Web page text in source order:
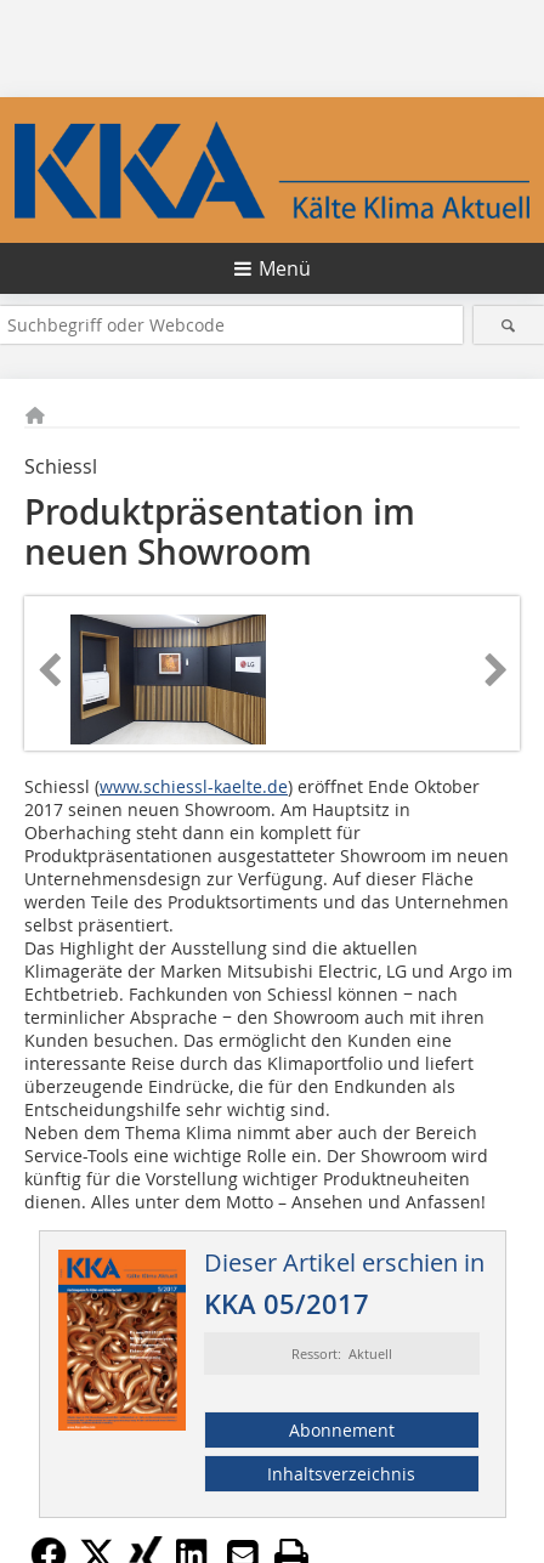
Menü
Schiessl
Produktpräsentation im
neuen Showroom
Schiessl (www.schiessl-kaelte.de) eröffnet Ende Oktober
2017 seinen neuen Showroom. Am Hauptsitz in
Oberhaching steht dann ein komplett für
Produktpräsentationen ausgestatteter Showroom im neuen
Unternehmensdesign zur Verfügung. Auf dieser Fläche
werden Teile des Produktsortiments und das Unternehmen
selbst präsentiert.
Das Highlight der Ausstellung sind die aktuellen
Klimageräte der Marken Mitsubishi Electric, LG und Argo im
Echtbetrieb. Fachkunden von Schiessl können − nach
terminlicher Absprache − den Showroom auch mit ihren
Kunden besuchen. Das ermöglicht den Kunden eine
interessante Reise durch das Klimaportfolio und liefert
überzeugende Eindrücke, die für den Endkunden als
Entscheidungshilfe sehr wichtig sind.
Neben dem Thema Klima nimmt aber auch der Bereich
Service-Tools eine wichtige Rolle ein. Der Showroom wird
künftig für die Vorstellung wichtiger Produktneuheiten
dienen. Alles unter dem Motto – Ansehen und Anfassen!
Dieser Artikel erschien in
KKA 05/2017
Ressort: Aktuell
Abonnement
Inhaltsverzeichnis